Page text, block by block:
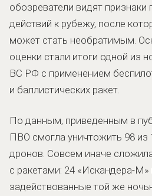
обозреватели видят
действий к рубежу, после
может стать необратимым.
оценки стали итоги одной из
ВС РФ с применением
и баллистических ракет.
По данным, приведенным в
ПВО смогла уничтожить 98 из
дронов. Совсем иначе
с ракетами: 24 «Искандера-М»
задействованные той же